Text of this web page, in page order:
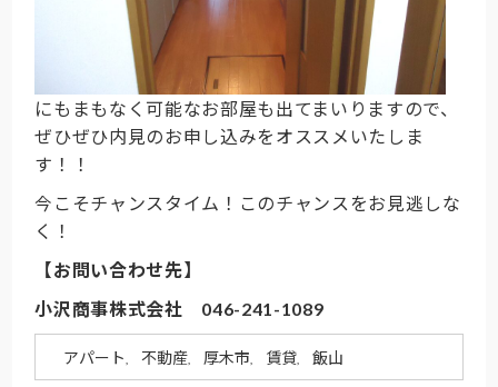
にもまもなく可能なお部屋も出てまいりますので、
ぜひぜひ内見のお申し込みをオススメいたしま
す！！
今こそチャンスタイム！このチャンスをお見逃しな
く！
【お問い合わせ先】
小沢商事株式会社 046-241-1089
アパート 不動産 厚木市 賃貸 飯山